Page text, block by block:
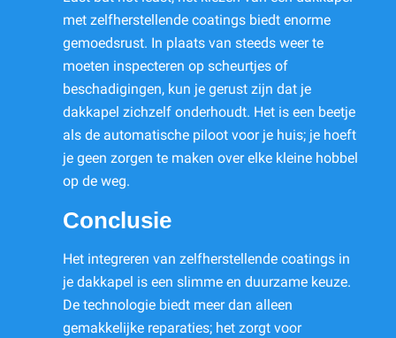
met zelfherstellende coatings biedt enorme
gemoedsrust. In plaats van steeds weer te
moeten inspecteren op scheurtjes of
beschadigingen, kun je gerust zijn dat je
dakkapel zichzelf onderhoudt. Het is een beetje
als de automatische piloot voor je huis; je hoeft
je geen zorgen te maken over elke kleine hobbel
op de weg.
Conclusie
Het integreren van zelfherstellende coatings in
je dakkapel is een slimme en duurzame keuze.
De technologie biedt meer dan alleen
gemakkelijke reparaties; het zorgt voor